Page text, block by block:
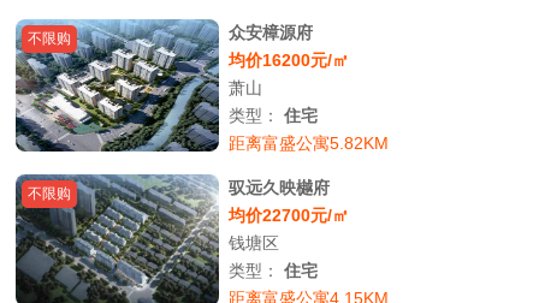
不限购
众安樟源府
均价16200元/㎡
萧山
类型：住宅
距离富盛公寓5.82KM
不限购
驭远久映樾府
均价22700元/㎡
钱塘区
类型：住宅
距离富盛公寓4.15KM